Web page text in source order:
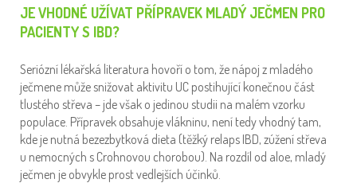
JE VHODNÉ UŽÍVAT PŘÍPRAVEK MLADÝ JEČMEN PRO
PACIENTY S IBD?
Seriózní lékařská literatura hovoří o tom, že nápoj z mladého
ječmene může snižovat aktivitu UC postihující konečnou část
tlustého střeva – jde však o jedinou studii na malém vzorku
populace. Přípravek obsahuje vlákninu, není tedy vhodný tam,
kde je nutná bezezbytková dieta (těžký relaps IBD, zúžení střeva
u nemocných s Crohnovou chorobou). Na rozdíl od aloe, mladý
ječmen je obvykle prost vedlejších účinků.